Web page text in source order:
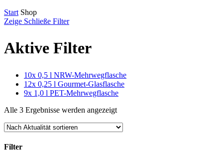
Start Shop
Zeige Schließe Filter
Aktive Filter
10x 0,5 l NRW-Mehrwegflasche
12x 0,25 l Gourmet-Glasflasche
9x 1,0 l PET-Mehrwegflasche
Alle 3 Ergebnisse werden angezeigtNach
sortiert
Filter